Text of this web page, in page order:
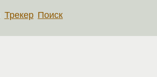
Трекер Поиск